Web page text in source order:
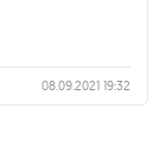
08.09.2021 19:32